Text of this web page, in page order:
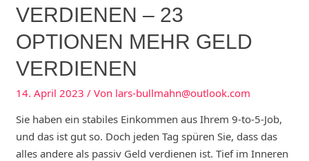
Schritte
VERDIENEN – 23
OPTIONEN MEHR GELD
VERDIENEN
14. April 2023 / Von lars-bullmahn@outlook.com
Sie haben ein stabiles Einkommen aus Ihrem 9-to-5-Job,
und das ist gut so. Doch jeden Tag spüren Sie, dass das
alles andere als passiv Geld verdienen ist. Tief im Inneren